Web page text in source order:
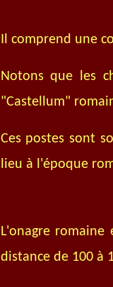
Il comprend une
Notons que les
"Castellum"
Ces postes sont
lieu à l'époque
L'onagre
distance de 100 à